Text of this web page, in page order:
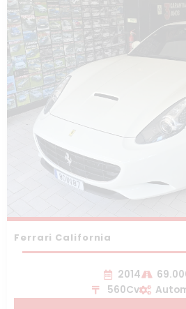
Ferrari California
2014
560Cv